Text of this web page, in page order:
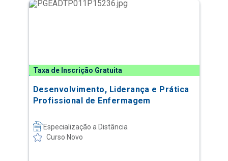
Taxa de Inscrição Gratuita
Desenvolvimento, Liderança e Prática
Profissional de Enfermagem
Especialização a Distância
Curso Novo